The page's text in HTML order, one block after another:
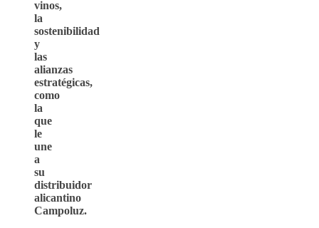
vinos,
la
sostenibilidad
y
las
alianzas
estratégicas,
como
la
que
le
une
a
su
distribuidor
alicantino
Campoluz.